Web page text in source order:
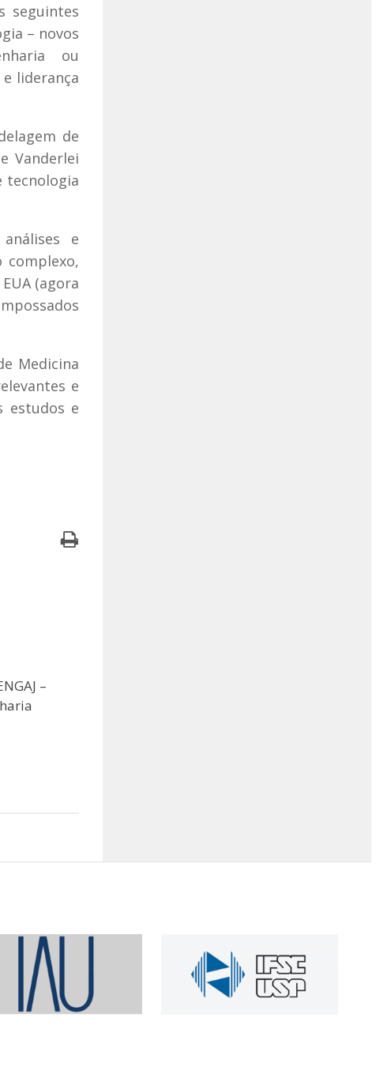
seguintes
– novos
ou
liderança
de
Vanderlei
tecnologia
e
complexo,
(agora
Medicina
e
estudos e
–